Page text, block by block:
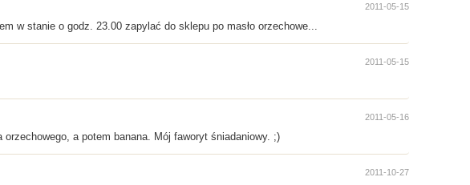
2011-05-15
w stanie o godz. 23.00 zapylać do sklepu po masło orzechowe...
2011-05-15
2011-05-16
a potem banana. Mój faworyt śniadaniowy. ;)
2011-10-27